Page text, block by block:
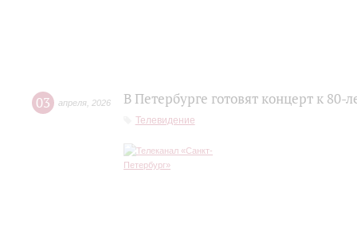
03 апреля 2026 В Петербурге готовят концерт к
Телевидение